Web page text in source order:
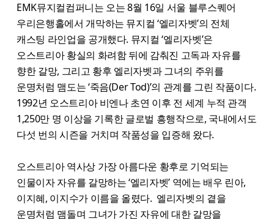
EMK뮤지컬컴퍼니는 오는 8월 16일 서울 블루스퀘어
우리은행홀에서 개막하는 뮤지컬 ‘엘리자벳’의 전체
캐스팅 라인업을 공개했다. 뮤지컬 ‘엘리자벳’은
오스트리아 황실의 화려함 뒤에 감춰진 고독과 자유를
향한 갈망, 그리고 황후 엘리자벳과 그녀의 주위를
운명처럼 맴도는 ‘죽음(Der Tod)’의 관계를 그린 작품이다.
1992년 오스트리아 비엔나 초연 이후 전 세계 누적 관객
1,250만 명 이상을 기록한 글로벌 흥행작으로, 국내에서도
다섯 번의 시즌을 거치며 작품성을 입증해 왔다.
오스트리아 역사상 가장 아름다운 황후로 기억되는
인물이자 자유를 갈망하는 ‘엘리자벳’ 역에는 배우 린아,
이지혜, 이지수가 이름을 올렸다. 엘리자벳의 곁을
운명처럼 맴돌며 그녀가 가진 자유에 대한 갈망을